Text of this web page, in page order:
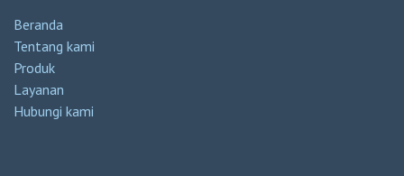
Beranda
Tentang kami
Produk
Layanan
Hubungi kami